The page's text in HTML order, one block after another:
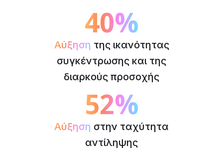
40%
Αύξηση της ικανότητας
συγκέντρωσης και της
διαρκούς προσοχής
52%
Αύξηση στην ταχύτητα
αντίληψης